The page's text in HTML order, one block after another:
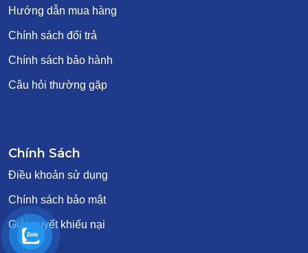
Hướng dẫn mua hàng
Chính sách đổi trả
Chính sách bảo hành
Câu hỏi thường gặp
Chính Sách
Điều khoản sử dụng
Chính sách bảo mật
Giải quyết khiếu nại